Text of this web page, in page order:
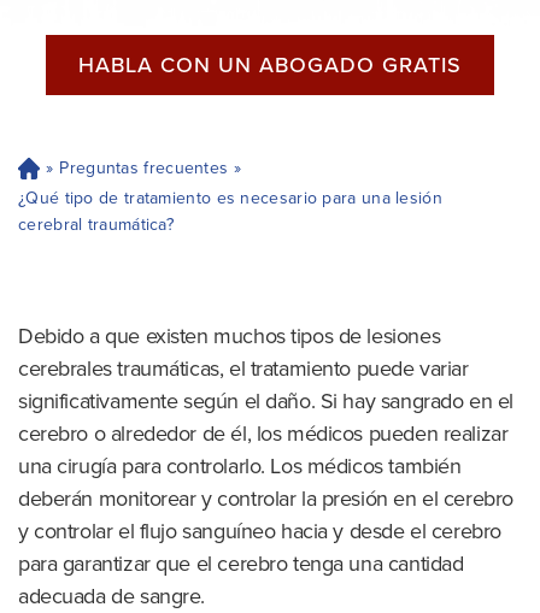
HABLA CON UN ABOGADO GRATIS
H
og
ar
» Preguntas frecuentes »
¿Qué tipo de tratamiento es necesario para una lesión
cerebral traumática?
Debido a que existen muchos tipos de lesiones
cerebrales traumáticas, el tratamiento puede variar
significativamente según el daño. Si hay sangrado en el
cerebro o alrededor de él, los médicos pueden realizar
una cirugía para controlarlo. Los médicos también
deberán monitorear y controlar la presión en el cerebro
y controlar el flujo sanguíneo hacia y desde el cerebro
para garantizar que el cerebro tenga una cantidad
adecuada de sangre.